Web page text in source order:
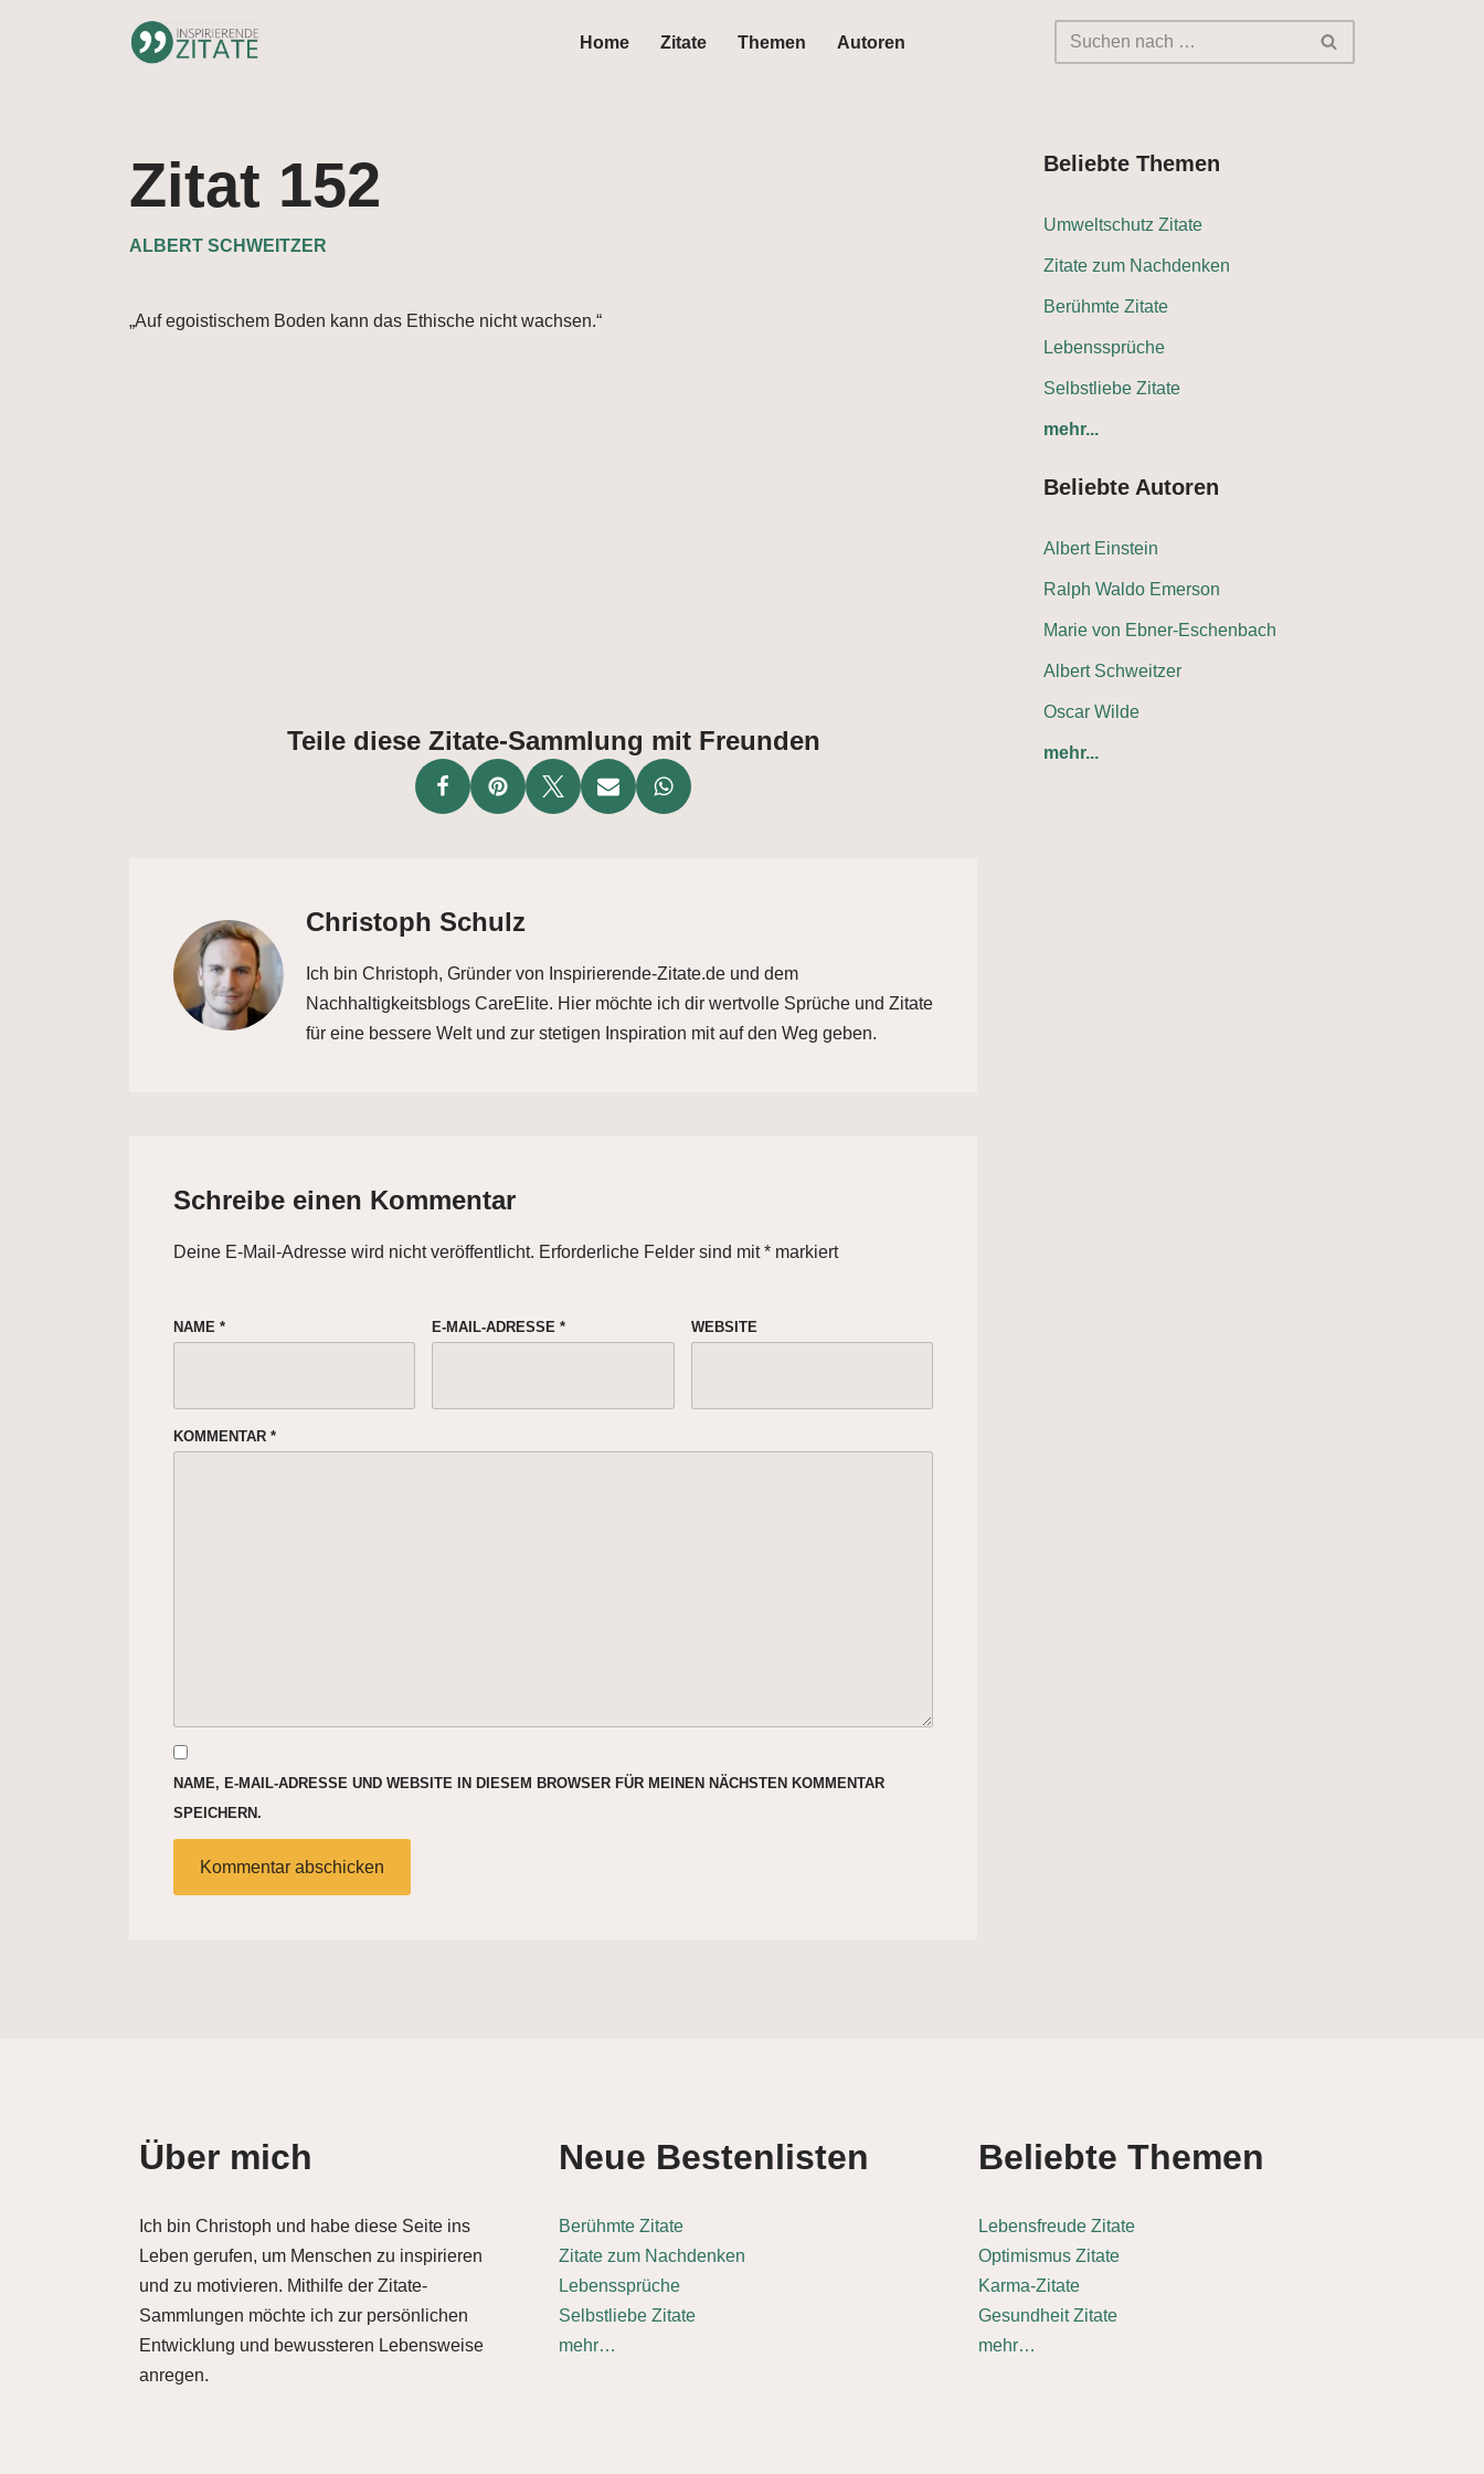
Home Zitate Themen Autoren
Zitat 152
ALBERT SCHWEITZER
„Auf egoistischem Boden kann das Ethische nicht wachsen.“
Teile diese Zitate-Sammlung mit Freunden
Christoph Schulz
Ich bin Christoph, Gründer von Inspirierende-Zitate.de und dem
Nachhaltigkeitsblogs CareElite. Hier möchte ich dir wertvolle Sprüche und Zitate
für eine bessere Welt und zur stetigen Inspiration mit auf den Weg geben.
Schreibe einen Kommentar
Deine E-Mail-Adresse wird nicht veröffentlicht. Erforderliche Felder sind mit* markiert
NAME * E-MAIL-ADRESSE* WEBSITE
KOMMENTAR *
NAME, E-MAIL-ADRESSE UND WEBSITE IN DIESEM BROWSER FÜR MEINEN NÄCHSTEN KOMMENTAR
SPEICHERN.
Beliebte Themen
Umweltschutz Zitate
Zitate zum Nachdenken
Berühmte Zitate
Lebenssprüche
Selbstliebe Zitate
mehr...
Beliebte Autoren
Albert Einstein
Ralph Waldo Emerson
Marie von Ebner-Eschenbach
Albert Schweitzer
Oscar Wilde
mehr...
Über mich
Ich bin Christoph und habe diese Seite ins
Leben gerufen, um Menschen zu inspirieren
und zu motivieren. Mithilfe der Zitate-
Sammlungen möchte ich zur persönlichen
Entwicklung und bewussteren Lebensweise
anregen.
Neue Bestenlisten
Berühmte Zitate
Zitate zum Nachdenken
Lebenssprüche
Selbstliebe Zitate
mehr…
Beliebte Themen
Lebensfreude Zitate
Optimismus Zitate
Karma-Zitate
Gesundheit Zitate
mehr…